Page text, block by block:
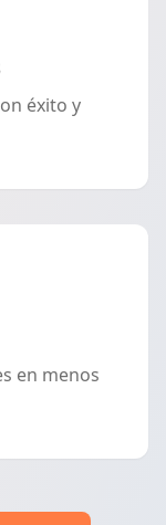
éxito y
en menos